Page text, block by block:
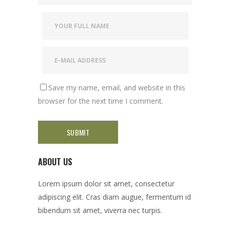
Save my name, email, and website in this
browser for the next time I comment.
ABOUT US
Lorem ipsum dolor sit amet, consectetur
adipiscing elit. Cras diam augue, fermentum id
bibendum sit amet, viverra nec turpis.